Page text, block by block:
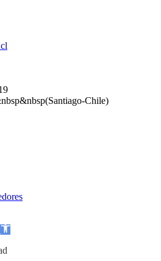
Chile)